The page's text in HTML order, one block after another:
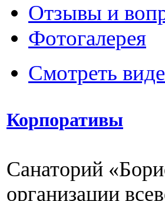
Отзывы и
Фотогалерея
Смотреть
Корпоративы
Санаторий
организации